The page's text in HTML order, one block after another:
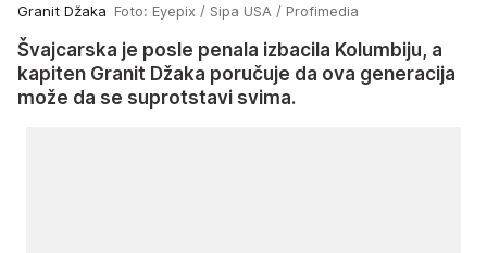
Granit Džaka Foto: Eyepix / Sipa USA / Profimedia
Švajcarska je posle penala izbacila Kolumbiju, a
kapiten Granit Džaka poručuje da ova generacija
može da se suprotstavi svima.